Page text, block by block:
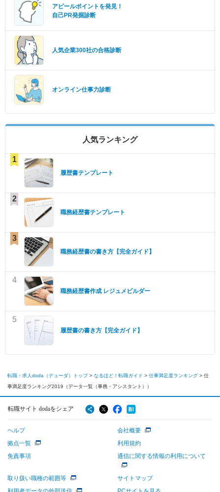
アピールポイントを発見！
自己PR発掘診断
人気企業300社の合格診断
オンライン仕事力診断
人気ランキング
1
履歴書テンプレート
2
職務経歴書テンプレート
3
職務経歴書の書き方【完全ガイド】
4
職務経歴書作成 レジュメビルダー
5
履歴書の書き方【完全ガイド】
転職・求人doda（デューダ）トップ > なるほど！転職ガイド > 仕事満足度ランキング > 仕
事満足度ランキング2019（データ一覧（事務・アシスタント））
転職サイト dodaをシェア
ヘルプ
会社概要
拠点一覧
利用規約
免責事項
通信に関する情報の利用について
取り扱い職種の範囲等
サイトマップ